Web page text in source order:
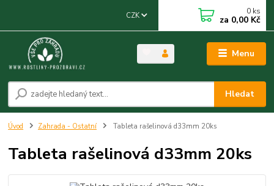
Menu
CZK
Hledat
0 ks
za 0,00 Kč
Úvod Zahrada - Ostatní Tableta rašelinová d33mm 20ks
Tableta rašelinová d33mm 20ks